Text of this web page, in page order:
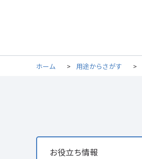
ホーム > 用途からさがす >
お役立ち情報